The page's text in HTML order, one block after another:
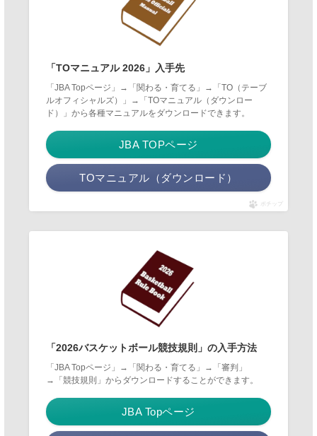
「TOマニュアル 2026」入手先
「JBA Topページ」→「関わる・育てる」→「TO（テーブ
ルオフィシャルズ）」→「TOマニュアル（ダウンロー
ド）」から各種マニュアルをダウンロードできます。
JBA TOPページ
TOマニュアル（ダウンロード）
ポチップ
「2026バスケットボール競技規則」の入手方法
「JBA Topページ」→「関わる・育てる」→「審判」
→「競技規則」からダウンロードすることができます。
JBA Topページ